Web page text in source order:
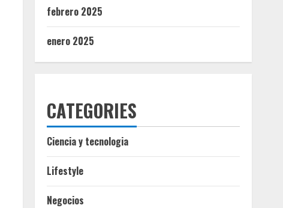
febrero 2025
enero 2025
CATEGORIES
Ciencia y tecnologia
Lifestyle
Negocios